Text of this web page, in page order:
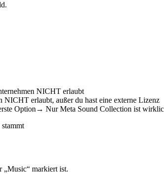
NICHT erlaubt
erlaubt, außer du hast eine externe Lizenz
Option→ Nur Meta Sound Collection ist
„Music“ markiert ist.